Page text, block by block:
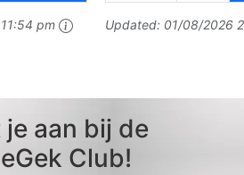
pm Updated: 01/08/2026
aan bij de
Club!